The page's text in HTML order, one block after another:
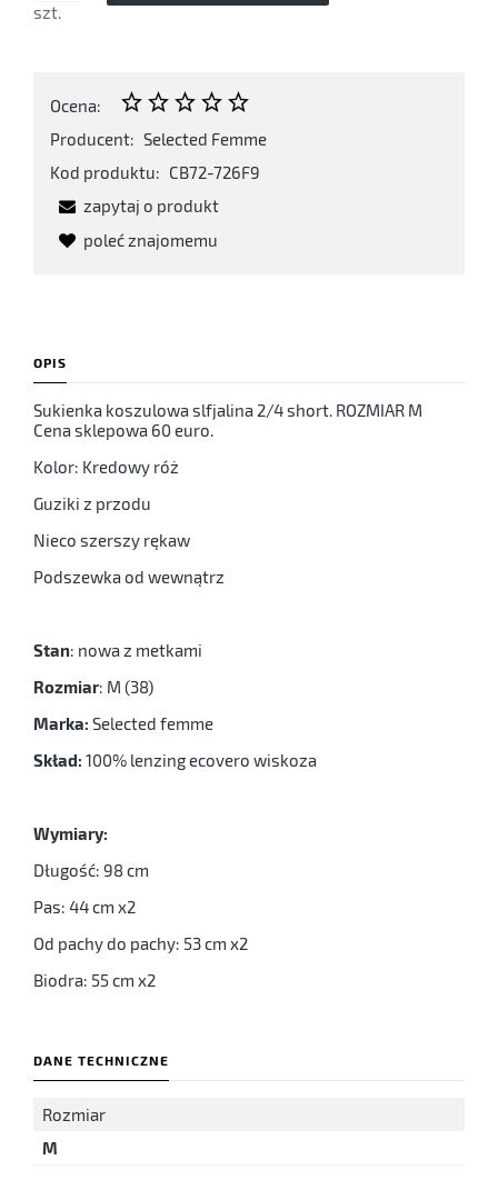
szt.
Ocena:
Producent: Selected Femme
Kod produktu: CB72-726F9
zapytaj o produkt
poleć znajomemu
OPIS
Sukienka koszulowa slfjalina 2/4 short. ROZMIAR M
Cena sklepowa 60 euro.
Kolor: Kredowy róż
Guziki z przodu
Nieco szerszy rękaw
Podszewka od wewnątrz
Stan: nowa z metkami
Rozmiar: M (38)
Marka: Selected femme
Skład: 100% lenzing ecovero wiskoza
Wymiary:
Długość: 98 cm
Pas: 44 cm x2
Od pachy do pachy: 53 cm x2
Biodra: 55 cm x2
DANE TECHNICZNE
Rozmiar
M